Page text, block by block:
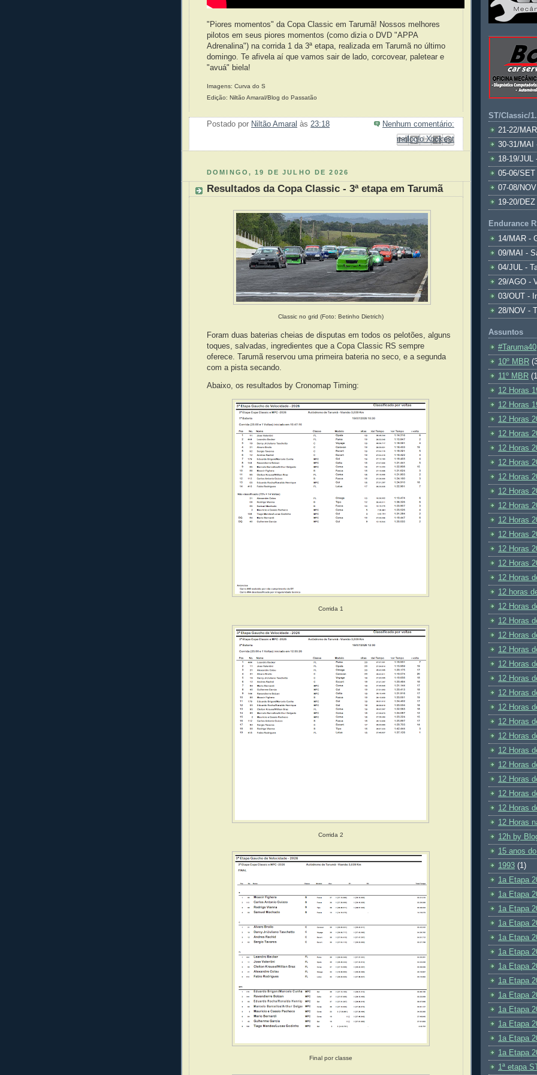
"Piores momentos" da Copa Classic em Tarumã! Nossos melhores
pilotos em seus piores momentos (como dizia o DVD "APPA
Adrenalina") na corrida 1 da 3ª etapa, realizada em Tarumã no último
domingo. Te afivela aí que vamos sair de lado, corcovear, paletear e
"avuá" biela!
Imagens: Curva do S
Edição: Niltão Amaral/Blog do Passatão
Postado por Niltão Amaral às 23:18
Nenhum comentário:
Enviar por e-mail
Postar no blog!
Compartilhar no X
Compartilhar no Facebook
Compartilhar com o Pinterest
DOMINGO, 19 DE JULHO DE 2026
Resultados da Copa Classic - 3ª etapa em Tarumã
Classic no grid (Foto: Betinho Dietrich)
Foram duas baterias cheias de disputas em todos os pelotões, alguns
toques, salvadas, ingredientes que a Copa Classic RS sempre
oferece. Tarumã reservou uma primeira bateria no seco, e a segunda
com a pista secando.
Abaixo, os resultados by Cronomap Timing:
Corrida 1
Corrida 2
Final por classe
ST/Classic/
21-22/
30-31/MAI
18-19/JUL
05-06/
07-08/
19-20/
Endurance
14/MAR -
09/MAI -
04/JUL -
29/AGO -
03/OUT -
28/NOV -
Assuntos
#Taruma40
10º MBR
11º MBR
12 Horas
12 Horas
12 Horas
12 Horas
12 Horas
12 Horas
12 Horas
12 Horas
12 Horas
12 Horas
12 Horas
12 Horas
12 Horas
12 Horas
12 horas
12 Horas
12 Horas
12 Horas
12 Horas
12 Horas
12 Horas
12 Horas
12 Horas
12 Horas
12 Horas
12 Horas
12 Horas
12 Horas
12 Horas
12 Horas
12 Horas
12h by
15 anos
1993 (1)
1a Etapa
1a Etapa
1a Etapa
1a Etapa
1a Etapa
1a Etapa
1a Etapa
1a Etapa
1a Etapa
1a Etapa
1a Etapa
1a Etapa
1a Etapa
1ª etapa